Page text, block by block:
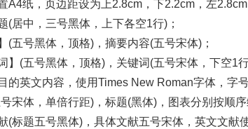
A4纸，页边距设为上2.8cm，下2.2cm，左2.8cm
(居中，三号黑体，上下各空1行) ；
(五号黑体，顶格) ，摘要内容(五号宋体) ；
】 (五号黑体，顶格) ，关键词(五号宋体，下空1
的英文内容，使用Times New Roman字体，字
宋体，单倍行距) ，标题(黑体) ，图表分别按顺序
(标题五号黑体) ，具体文献五号宋体，英文文